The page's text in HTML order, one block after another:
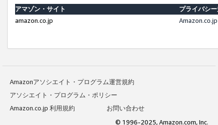
アマゾン・サイト
プライバシ
amazon.co.jp
Amazonアソシエイト・プログラム運営規約
アソシエイト・プログラム・ポリシー
Amazon.co.jp 利用規約
お問い合わせ
© 1996-2025, Amazon.com, Inc.